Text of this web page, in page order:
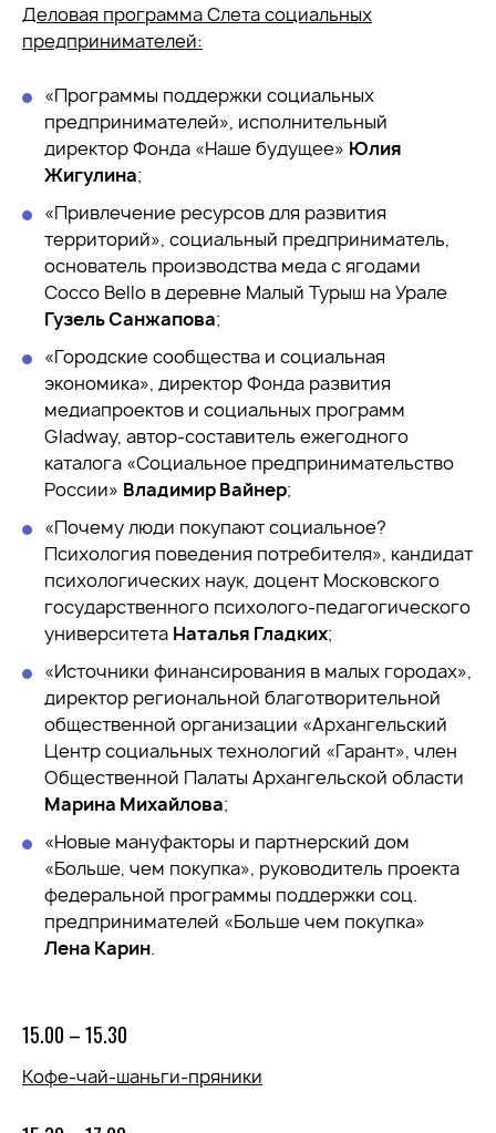
Деловая программа Слета социальных
предпринимателей:
«Программы поддержки социальных
предпринимателей», исполнительный
директор Фонда «Наше будущее» Юлия
Жигулина;
«Привлечение ресурсов для развития
территорий», социальный предприниматель,
основатель производства меда с ягодами
Cocco Bello в деревне Малый Турыш на Урале
Гузель Санжапова;
«Городские сообщества и социальная
экономика», директор Фонда развития
медиапроектов и социальных программ
Gladway, автор-составитель ежегодного
каталога «Социальное предпринимательство
России» Владимир Вайнер;
«Почему люди покупают социальное?
Психология поведения потребителя», кандидат
психологических наук, доцент Московского
государственного психолого-педагогического
университета Наталья Гладких;
«Источники финансирования в малых городах»,
директор региональной благотворительной
общественной организации «Архангельский
Центр социальных технологий «Гарант», член
Общественной Палаты Архангельской области
Марина Михайлова;
«Новые мануфакторы и партнерский дом
«Больше, чем покупка», руководитель проекта
федеральной программы поддержки соц.
предпринимателей «Больше чем покупка»
Лена Карин.
15.00 – 15.30
Кофе-чай-шаньги-пряники